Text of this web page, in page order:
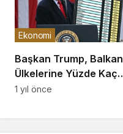
Başkan Trump, Balkan
Ülkelerine Yüzde Kaç
Vergi Koydu?
Ekonomi
1 yıl önce